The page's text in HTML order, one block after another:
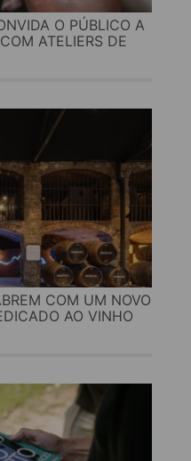
O PÚBLICO A
ATELIERS DE
COM UM NOVO
AO VINHO